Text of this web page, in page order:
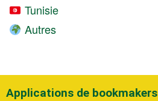
Tunisie
Autres
Applications de bookmakers